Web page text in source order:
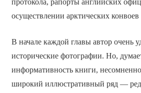
протокола, рапорты английских
осуществлении арктических конвоев
В начале каждой главы автор очень
исторические фотографии. Но,
информативность книги,
широкий иллюстративный ряд —